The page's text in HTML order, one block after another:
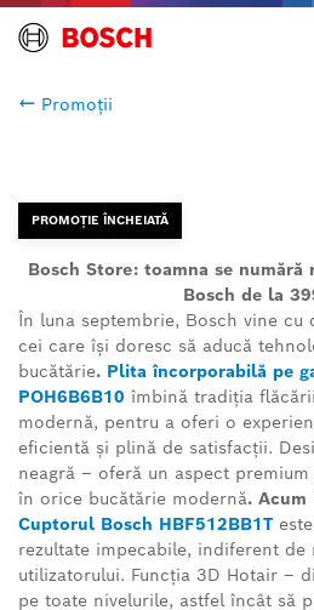
Promoții
PROMOȚIE ÎNCHEIATĂ
Bosch Store: toamna se numără
Bosch de la
În luna septembrie, Bosch vine cu
cei care își doresc să aducă
bucătărie. Plita încorporabilă pe
POH6B6B10 îmbină tradiția
modernă, pentru a oferi o
eficientă și plină de satisfacții.
neagră – oferă un aspect
în orice bucătărie modernă.
Cuptorul Bosch HBF512BB1T
rezultate impecabile, indiferent de
utilizatorului. Funcția 3D Hotair –
pe toate nivelurile, astfel încât să